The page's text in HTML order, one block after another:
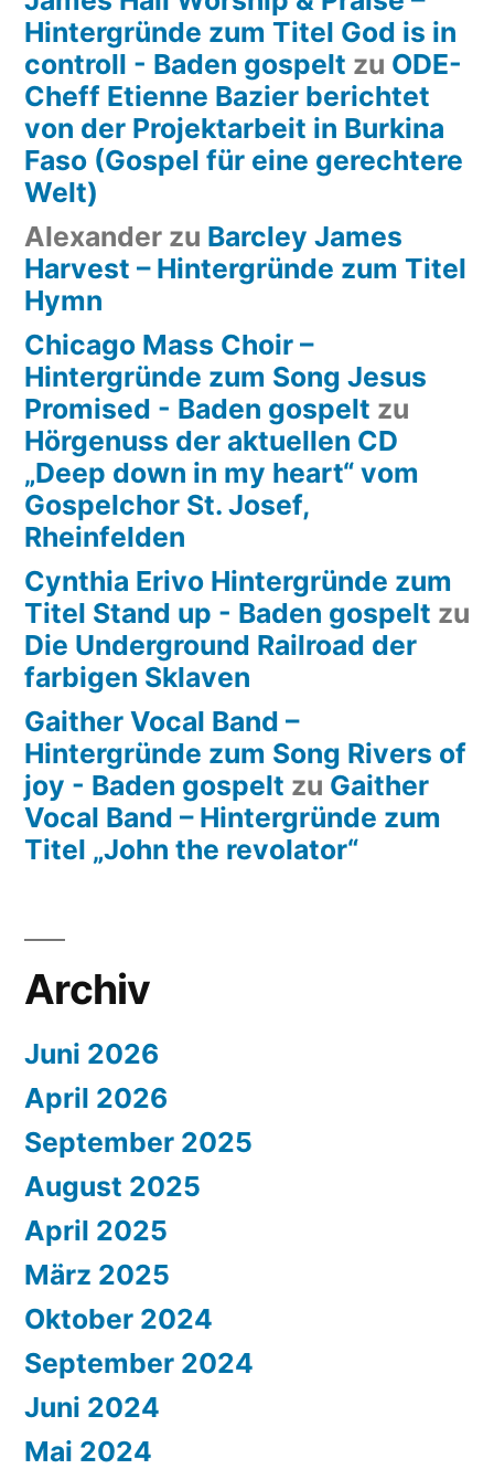
Hintergründe zum Titel God is in
controll - Baden gospelt zu ODE-
Cheff Etienne Bazier berichtet
von der Projektarbeit in Burkina
Faso (Gospel für eine gerechtere
Welt)
Alexander zu Barcley James
Harvest – Hintergründe zum Titel
Hymn
Chicago Mass Choir –
Hintergründe zum Song Jesus
Promised - Baden gospelt zu
Hörgenuss der aktuellen CD
„Deep down in my heart“ vom
Gospelchor St. Josef,
Rheinfelden
Cynthia Erivo Hintergründe zum
Titel Stand up - Baden gospelt zu
Die Underground Railroad der
farbigen Sklaven
Gaither Vocal Band –
Hintergründe zum Song Rivers of
joy - Baden gospelt zu Gaither
Vocal Band – Hintergründe zum
Titel „John the revolator“
Archiv
Juni 2026
April 2026
September 2025
August 2025
April 2025
März 2025
Oktober 2024
September 2024
Juni 2024
Mai 2024